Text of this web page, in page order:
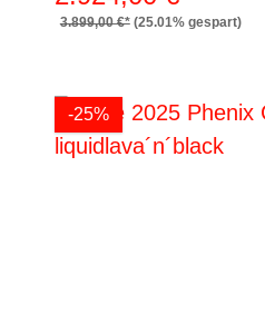
3.899,00 €* (25.01% gespart)
-25%